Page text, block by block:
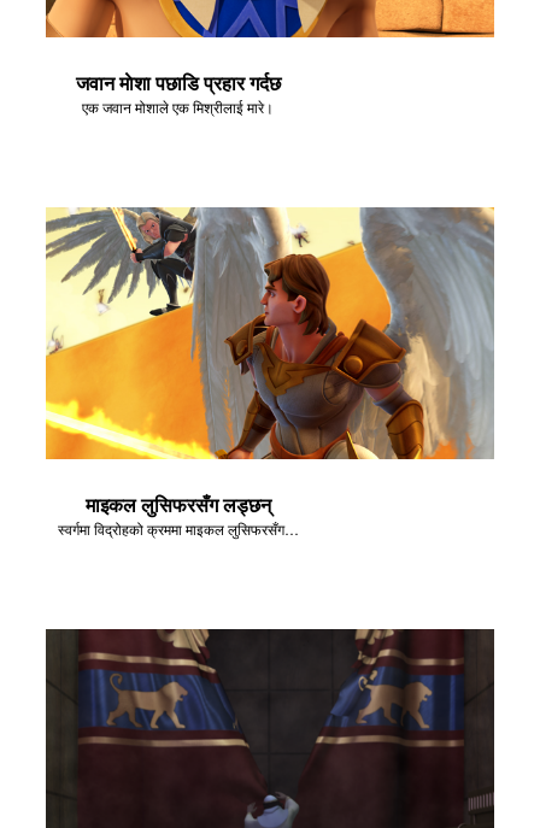
जवान माेशा पछाडि प्रहार गर्दछ
एक जवान मोशाले एक मिश्रीलाई मारे।
माइकल लुसिफरसँग लड्छन्
स्वर्गमा विद्रोहको क्रममा माइकल लुसिफरसँग लड्छन्।